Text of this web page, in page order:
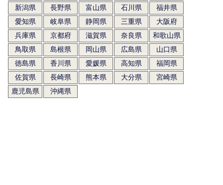
新潟県
長野県 富山県 石川県
福井県
愛知県
岐阜県 静岡県 三重県
大阪府
兵庫県
京都府 滋賀県 奈良県
和歌山県
鳥取県
島根県 岡山県 広島県
山口県
徳島県
香川県 愛媛県 高知県
福岡県
佐賀県
長崎県 熊本県 大分県
宮崎県
鹿児島県
沖縄県